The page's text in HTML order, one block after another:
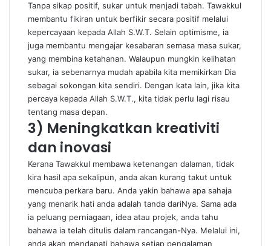
Tanpa sikap positif, sukar untuk menjadi tabah. Tawakkul
membantu fikiran untuk berfikir secara positif melalui
kepercayaan kepada Allah S.W.T. Selain optimisme, ia
juga membantu mengajar kesabaran semasa masa sukar,
yang membina ketahanan. Walaupun mungkin kelihatan
sukar, ia sebenarnya mudah apabila kita memikirkan Dia
sebagai sokongan kita sendiri. Dengan kata lain, jika kita
percaya kepada Allah S.W.T., kita tidak perlu lagi risau
tentang masa depan.
3) Meningkatkan kreativiti
dan inovasi
Kerana Tawakkul membawa ketenangan dalaman, tidak
kira hasil apa sekalipun, anda akan kurang takut untuk
mencuba perkara baru. Anda yakin bahawa apa sahaja
yang menarik hati anda adalah tanda dariNya. Sama ada
ia peluang perniagaan, idea atau projek, anda tahu
bahawa ia telah ditulis dalam rancangan-Nya. Melalui ini,
anda akan mendapati bahawa setiap pengalaman